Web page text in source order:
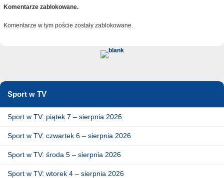
Komentarze zablokowane.
Komentarze w tym poście zostały zablokowane.
Sport w TV
Sport w TV: piątek 7 – sierpnia 2026
Sport w TV: czwartek 6 – sierpnia 2026
Sport w TV: środa 5 – sierpnia 2026
Sport w TV: wtorek 4 – sierpnia 2026